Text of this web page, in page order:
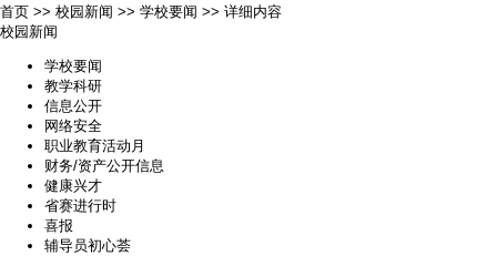
首页 >> 校园新闻 >> 学校要闻 >> 详细内容
校园新闻
学校要闻
教学科研
信息公开
网络安全
职业教育活动月
财务/资产公开信息
健康兴才
省赛进行时
喜报
辅导员初心荟